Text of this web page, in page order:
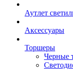
Аутлет
Аксессуары
Торшеры
Черные